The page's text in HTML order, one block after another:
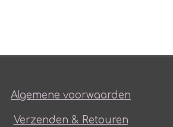
Algemene voorwaarden
Verzenden & Retouren